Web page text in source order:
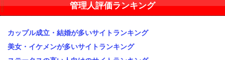
管理人評価ランキング
カップル成立・結婚が多いサイトランキング
美女・イケメンが多いサイトランキング